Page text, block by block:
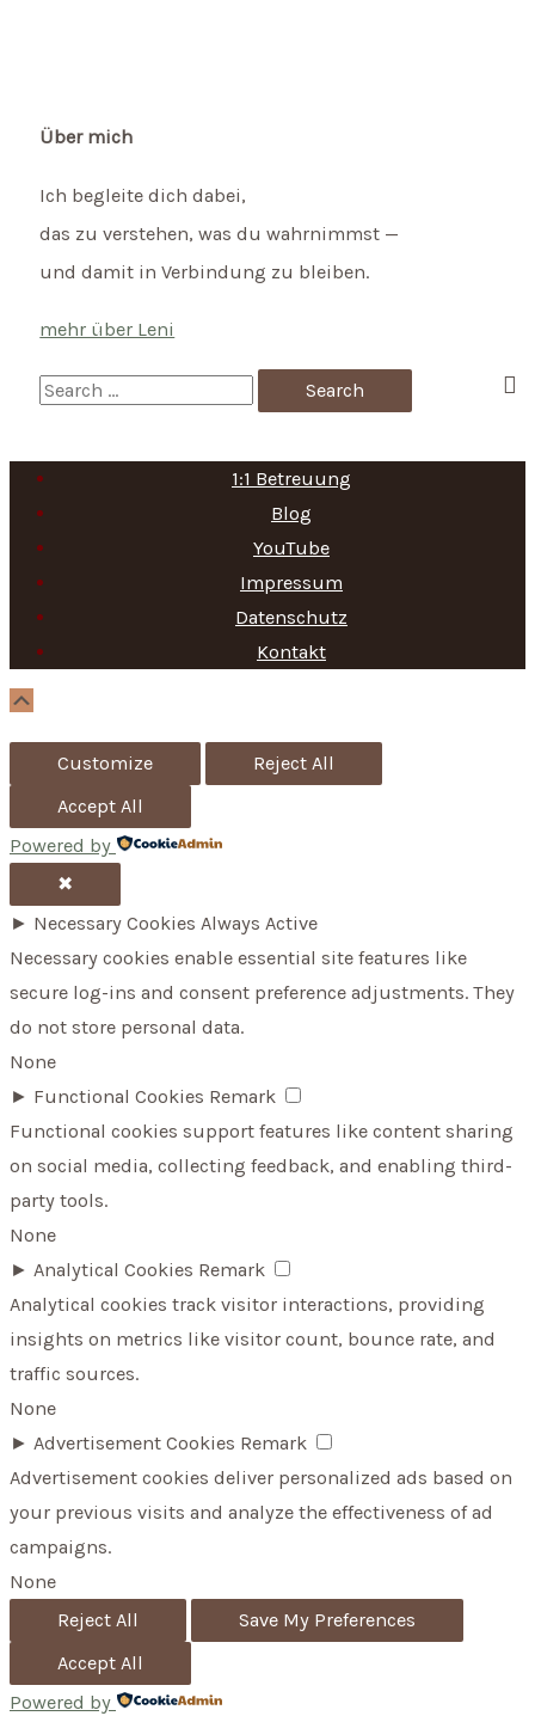
Über mich
Ich begleite dich dabei,
das zu verstehen, was du wahrnimmst —
und damit in Verbindung zu bleiben.
mehr über Leni
S
a
h
f
o
1:1 Betreuung
Blog
YouTube
Impressum
Datenschutz
Kontakt
Customize
Reject All
Accept All
Powered by
✖
► Necessary Cookies Always Active
Necessary cookies enable essential site features like
secure log-ins and consent preference adjustments. They
do not store personal data.
None
► Functional Cookies Remark
Functional cookies support features like content sharing
on social media, collecting feedback, and enabling third-
party tools.
None
► Analytical Cookies Remark
Analytical cookies track visitor interactions, providing
insights on metrics like visitor count, bounce rate, and
traffic sources.
None
► Advertisement Cookies Remark
Advertisement cookies deliver personalized ads based on
your previous visits and analyze the effectiveness of ad
campaigns.
None
Reject All
Save My Preferences
Accept All
Powered by